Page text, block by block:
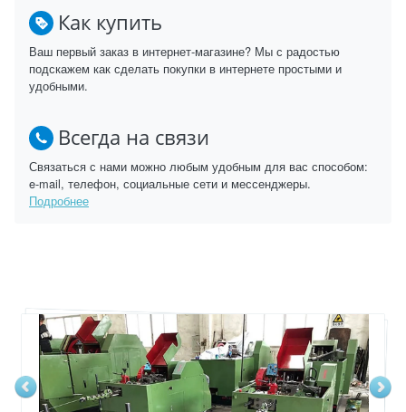
Как купить
Ваш первый заказ в интернет-магазине? Мы с радостью
подскажем как сделать покупки в интернете простыми и
удобными.
Всегда на связи
Связаться с нами можно любым удобным для вас способом:
e-mail, телефон, социальные сети и мессенджеры.
Подробнее